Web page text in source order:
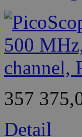
357
Detail